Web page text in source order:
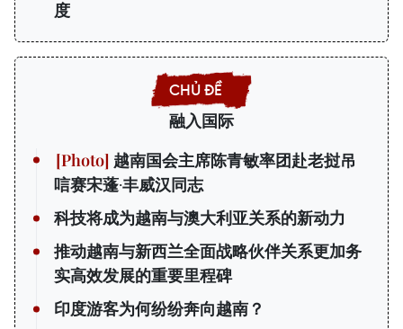
度
融入国际
越南国会主席陈青敏率团赴老挝吊
唁赛宋蓬·丰威汉同志
科技将成为越南与澳大利亚关系的新动力
推动越南与新西兰全面战略伙伴关系更加务
实高效发展的重要里程碑
印度游客为何纷纷奔向越南？